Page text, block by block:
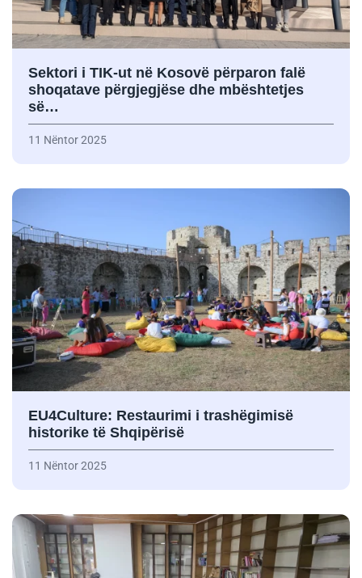
Sektori i TIK-ut në Kosovë përparon falë
shoqatave përgjegjëse dhe mbështetjes
së…
11 Nëntor 2025
EU4Culture: Restaurimi i trashëgimisë
historike të Shqipërisë
11 Nëntor 2025